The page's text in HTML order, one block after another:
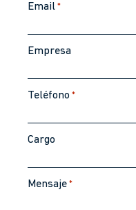
Email *
Empresa
Teléfono *
Cargo
Mensaje *